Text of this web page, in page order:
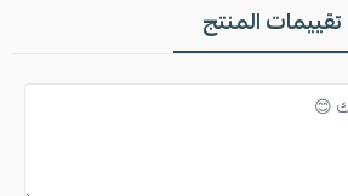
تقييمات المنتج